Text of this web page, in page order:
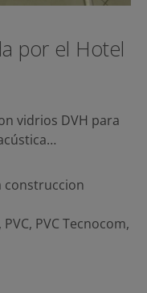
por el Hotel
vidrios DVH para
construccion
, PVC, PVC Tecnocom,